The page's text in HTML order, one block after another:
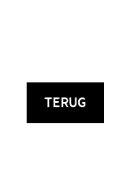
TERUG